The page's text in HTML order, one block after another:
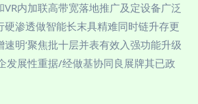
内加联高带宽落地推广及定设备广泛
渗透做智能长末具精难同时链升存更
明‘聚焦批十层并表有效入强功能升级
发展性重据/经做基协同良展牌其已政